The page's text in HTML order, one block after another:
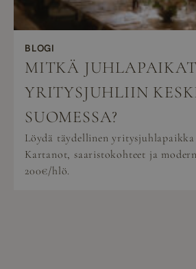
BLOGI
MITKÄ
YRITYSJUHLIIN
SUOMESSA?
Löydä täydellinen yritysjuhlapaikka
Kartanot, saaristokohteet ja
200€/hlö.